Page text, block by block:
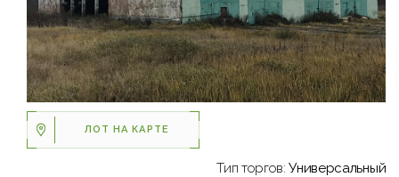
ЛОТ НА КАРТЕ
Тип торгов:Универсальный